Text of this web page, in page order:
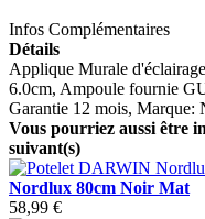
Infos Complémentaires
Détails
Applique Murale
6.0cm, Ampoule fournie
Garantie 12 mois, Marque:
Vous pourriez aussi être
suivant(s)
Nordlux 80cm Noir Mat
58,99 €